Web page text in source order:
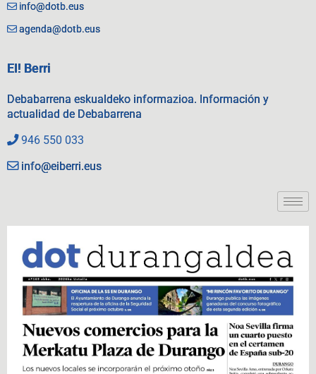
info@dotb.eus
agenda@dotb.eus
EI! Berri
Debabarrena eskualdeko informazioa. Información y
actualidad de Debabarrena
946 550 033
info@eiberri.eus